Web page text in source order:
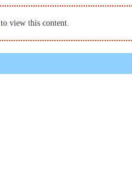
to view this content.